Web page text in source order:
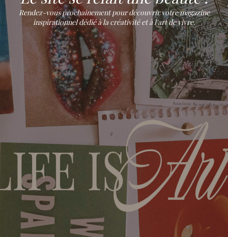
Rendez-vous prochainement pour découvrir votre magazine
inspirationnel dédié à la créativité et à l'art de vivre.